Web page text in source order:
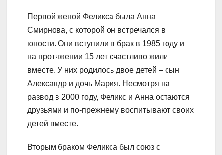
Первой женой Феликса была Анна
Смирнова, с которой он встречался в
юности. Они вступили в брак в 1985 году и
на протяжении 15 лет счастливо жили
вместе. У них родилось двое детей – сын
Александр и дочь Мария. Несмотря на
развод в 2000 году, Феликс и Анна остаются
друзьями и по-прежнему воспитывают своих
детей вместе.
Вторым браком Феликса был союз с